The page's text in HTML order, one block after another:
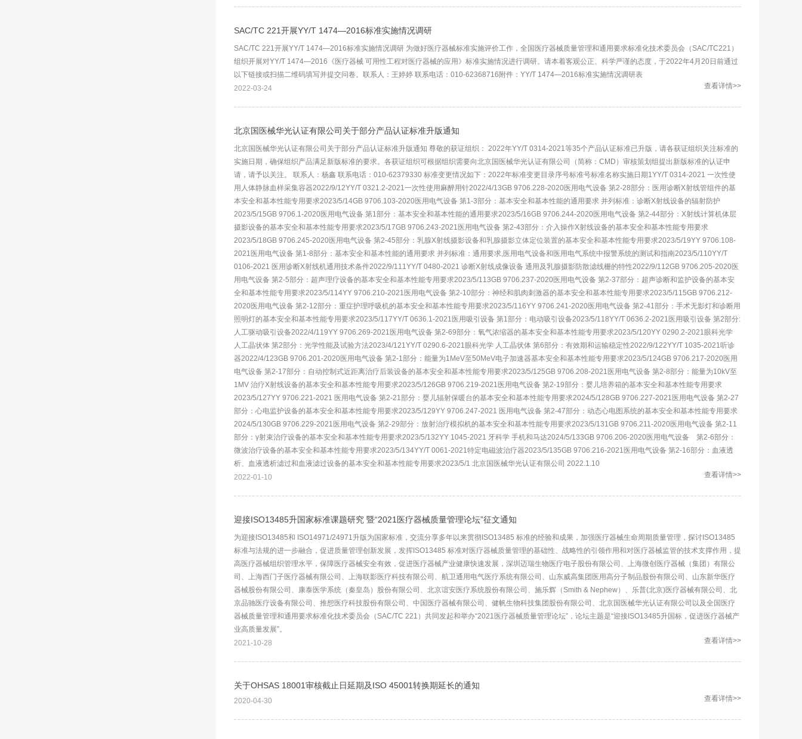
SAC/TC 221开展YY/T 1474—2016标准实施情况调研
SAC/TC 221开展YY/T 1474—2016标准实施情况调研 为做好医疗器械标准实施评价工作，全国医疗器械质量管理和通用要求标准化技术委员会（SAC/TC221）
组织开展对YY/T 1474—2016《医疗器械 可用性工程对医疗器械的应用》标准实施情况进行调研。请本着客观公正、科学严谨的态度，于2022年4月20日前通过
以下链接或扫描二维码填写并提交问卷。联系人：王婷婷 联系电话：010-62368716附件：YY/T 1474—2016标准实施情况调研表
2022-03-24
查看详情>>
北京国医械华光认证有限公司关于部分产品认证标准升版通知
北京国医械华光认证有限公司关于部分产品认证标准升版通知 尊敬的获证组织： 2022年YY/T 0314-2021等35个产品认证标准已升版，请各获证组织关注标准的
实施日期，确保组织产品满足新版标准的要求。各获证组织可根据组织需要向北京国医械华光认证有限公司（简称：CMD）审核策划组提出新版标准的认证申
请，请予以关注。 联系人：杨鑫 联系电话：010-62379330 标准变更情况如下：2022年标准变更目录序号标准号标准名称实施日期1YY/T 0314-2021 一次性使
用人体静脉血样采集容器2022/9/12YY/T 0321.2-2021一次性使用麻醉用针2022/4/13GB 9706.228-2020医用电气设备 第2-28部分：医用诊断X射线管组件的基
本安全和基本性能专用要求2023/5/14GB 9706.103-2020医用电气设备 第1-3部分：基本安全和基本性能的通用要求 并列标准：诊断X射线设备的辐射防护
2023/5/15GB 9706.1-2020医用电气设备 第1部分：基本安全和基本性能的通用要求2023/5/16GB 9706.244-2020医用电气设备 第2-44部分：X射线计算机体层
摄影设备的基本安全和基本性能专用要求2023/5/17GB 9706.243-2021医用电气设备 第2-43部分：介入操作X射线设备的基本安全和基本性能专用要求
2023/5/18GB 9706.245-2020医用电气设备 第2-45部分：乳腺X射线摄影设备和乳腺摄影立体定位装置的基本安全和基本性能专用要求2023/5/19YY 9706.108-
2021医用电气设备 第1-8部分：基本安全和基本性能的通用要求 并列标准：通用要求,医用电气设备和医用电气系统中报警系统的测试和指南2023/5/110YY/T
0106-2021 医用诊断X射线机通用技术条件2022/9/111YY/T 0480-2021 诊断X射线成像设备 通用及乳腺摄影防散滤线栅的特性2022/9/112GB 9706.205-2020医
用电气设备 第2-5部分：超声理疗设备的基本安全和基本性能专用要求2023/5/113GB 9706.237-2020医用电气设备 第2-37部分：超声诊断和监护设备的基本安
全和基本性能专用要求2023/5/114YY 9706.210-2021医用电气设备 第2-10部分：神经和肌肉刺激器的基本安全和基本性能专用要求2023/5/115GB 9706.212-
2020医用电气设备 第2-12部分：重症护理呼吸机的基本安全和基本性能专用要求2023/5/116YY 9706.241-2020医用电气设备 第2-41部分：手术无影灯和诊断用
照明灯的基本安全和基本性能专用要求2023/5/117YY/T 0636.1-2021医用吸引设备 第1部分：电动吸引设备2023/5/118YY/T 0636.2-2021医用吸引设备 第2部分:
人工驱动吸引设备2022/4/119YY 9706.269-2021医用电气设备 第2-69部分：氧气浓缩器的基本安全和基本性能专用要求2023/5/120YY 0290.2-2021眼科光学
人工晶状体 第2部分：光学性能及试验方法2023/4/121YY/T 0290.6-2021眼科光学 人工晶状体 第6部分：有效期和运输稳定性2022/9/122YY/T 1035-2021听诊
器2022/4/123GB 9706.201-2020医用电气设备 第2-1部分：能量为1MeV至50MeV电子加速器基本安全和基本性能专用要求2023/5/124GB 9706.217-2020医用
电气设备 第2-17部分：自动控制式近距离治疗后装设备的基本安全和基本性能专用要求2023/5/125GB 9706.208-2021医用电气设备 第2-8部分：能量为10kV至
1MV 治疗X射线设备的基本安全和基本性能专用要求2023/5/126GB 9706.219-2021医用电气设备 第2-19部分：婴儿培养箱的基本安全和基本性能专用要求
2023/5/127YY 9706.221-2021 医用电气设备 第2-21部分：婴儿辐射保暖台的基本安全和基本性能专用要求2024/5/128GB 9706.227-2021医用电气设备 第2-27
部分：心电监护设备的基本安全和基本性能专用要求2023/5/129YY 9706.247-2021 医用电气设备 第2-47部分：动态心电图系统的基本安全和基本性能专用要求
2024/5/130GB 9706.229-2021医用电气设备 第2-29部分：放射治疗模拟机的基本安全和基本性能专用要求2023/5/131GB 9706.211-2020医用电气设备 第2-11
部分：γ射束治疗设备的基本安全和基本性能专用要求2023/5/132YY 1045-2021 牙科学 手机和马达2024/5/133GB 9706.206-2020医用电气设备 第2-6部分：
微波治疗设备的基本安全和基本性能专用要求2023/5/134YY/T 0061-2021特定电磁波治疗器2023/5/135GB 9706.216-2021医用电气设备 第2-16部分：血液透
析、血液透析滤过和血液滤过设备的基本安全和基本性能专用要求2023/5/1 北京国医械华光认证有限公司 2022.1.10
2022-01-10
查看详情>>
迎接ISO13485升国家标准课题研究 暨“2021医疗器械质量管理论坛”征文通知
为迎接ISO13485和 ISO14971/24971升版为国家标准，交流分享多年以来贯彻ISO13485 标准的经验和成果，加强医疗器械生命周期质量管理，探讨ISO13485
标准与法规的进一步融合，促进质量管理创新发展，发挥ISO13485 标准对医疗器械质量管理的基础性、战略性的引领作用和对医疗器械监管的技术支撑作用，提
高医疗器械组织管理水平，保障医疗器械安全有效，促进医疗器械产业健康快速发展，深圳迈瑞生物医疗电子股份有限公司、上海微创医疗器械（集团）有限公
司、上海西门子医疗器械有限公司、上海联影医疗科技有限公司、航卫通用电气医疗系统有限公司、山东威高集团医用高分子制品股份有限公司、山东新华医疗
器械股份有限公司、康泰医学系统（秦皇岛）股份有限公司、北京谊安医疗系统股份有限公司、施乐辉（Smith & Nephew）、乐普(北京)医疗器械有限公司、北
京品驰医疗设备有限公司、推想医疗科技股份有限公司、中国医疗器械有限公司、健帆生物科技集团股份有限公司、北京国医械华光认证有限公司以及全国医疗
器械质量管理和通用要求标准化技术委员会（SAC/TC 221）共同发起和举办“2021医疗器械质量管理论坛”，论坛主题是“迎接ISO13485升国标，促进医疗器械产
业高质量发展”。
2021-10-28
查看详情>>
关于OHSAS 18001审核截止日延期及ISO 45001转换期延长的通知
2020-04-30 查看详情>>